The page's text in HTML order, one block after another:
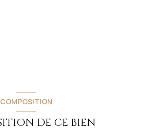
COMPOSITION
DE CE BIEN